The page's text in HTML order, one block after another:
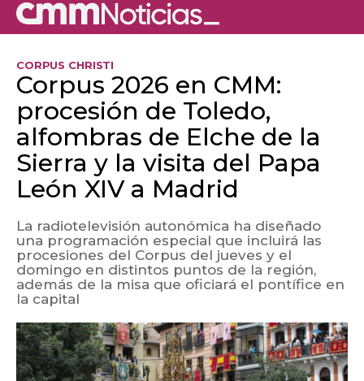
CORPUS CHRISTI
Corpus 2026 en CMM:
procesión de Toledo,
alfombras de Elche de la
Sierra y la visita del Papa
León XIV a Madrid
La radiotelevisión autonómica ha diseñado
una programación especial que incluirá las
procesiones del Corpus del jueves y el
domingo en distintos puntos de la región,
además de la misa que oficiará el pontífice en
la capital